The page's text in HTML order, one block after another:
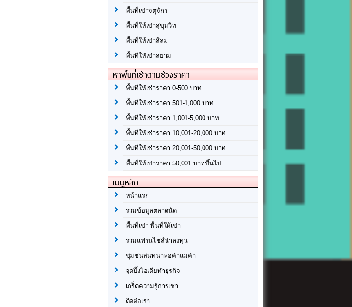
พื้นที่เช่าจตุจักร
พื้นที่ให้เช่าสุขุมวิท
พื้นที่ให้เช่าสีลม
พื้นที่ให้เช่าสยาม
หาพื้นที่เช่าตามช่วงราคา
พื้นที่ให้เช่าราคา 0-500 บาท
พื้นที่ให้เช่าราคา 501-1,000 บาท
พื้นที่ให้เช่าราคา 1,001-5,000 บาท
พื้นที่ให้เช่าราคา 10,001-20,000 บาท
พื้นที่ให้เช่าราคา 20,001-50,000 บาท
พื้นที่ให้เช่าราคา 50,001 บาทขึ้นไป
เมนูหลัก
หน้าแรก
รวมข้อมูลตลาดนัด
พื้นที่เช่า พื้นที่ให้เช่า
รวมแฟรนไชส์น่าลงทุน
ชุมชนสนทนาพ่อค้าแม่ค้า
จุดปิ๊งไอเดียทำธุรกิจ
เกร็ดความรู้การเช่า
ติดต่อเรา